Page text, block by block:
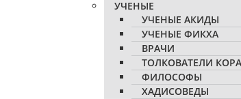
УЧЕНЫЕ
УЧЕНЫЕ АКИДЫ
УЧЕНЫЕ ФИКХА
ВРАЧИ
ТОЛКОВАТЕЛИ
ФИЛОСОФЫ
ХАДИСОВЕДЫ